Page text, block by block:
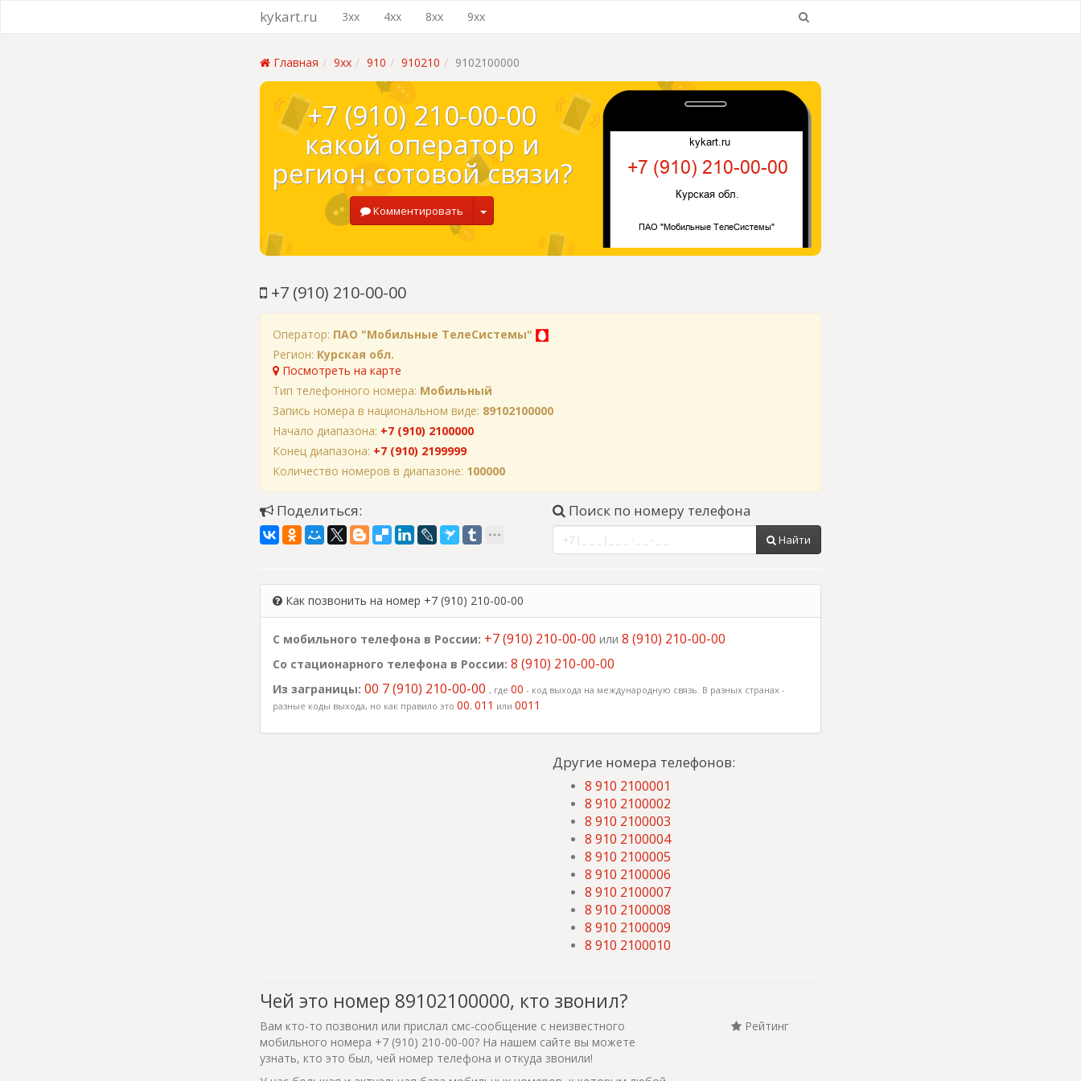
kykart.ru 3xx 4xx 8xx 9xx
Главная 9xx 910 910210 9102100000
+7 (910) 210-00-00
какой оператор и
регион сотовой связи?
Комментировать
+7 (910) 210-00-00
Оператор: ПАО "Мобильные ТелеСистемы"
Регион: Курская обл.
Посмотреть на карте
Тип телефонного номера: Мобильный
Запись номера в национальном виде: 89102100000
Начало диапазона: +7 (910) 2100000
Конец диапазона: +7 (910) 2199999
Количество номеров в диапазоне: 100000
Поделиться: Поиск по номеру телефона
Найти
Как позвонить на номер +7 (910) 210-00-00
С мобильного телефона в России: +7 (910) 210-00-00 или 8 (910) 210-00-00
Со стационарного телефона в России: 8 (910) 210-00-00
Из заграницы: 00 7 (910) 210-00-00 , где 00 - код выхода на международную связь. В разных странах -
разные коды выхода, но как правило это 00, 011 или 0011 .
Другие номера телефонов:
8 910 2100001
8 910 2100002
8 910 2100003
8 910 2100004
8 910 2100005
8 910 2100006
8 910 2100007
8 910 2100008
8 910 2100009
8 910 2100010
Чей это номер 89102100000, кто звонил?
Вам кто-то позвонил или прислал смс-сообщение с неизвестного
мобильного номера +7 (910) 210-00-00? На нашем сайте вы можете
узнать, кто это был, чей номер телефона и откуда звонили!
Рейтинг